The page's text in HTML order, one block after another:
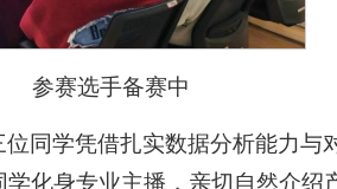
参赛选手备赛中
同学凭借扎实数据分析能力
化身专业主播，亲切自然介绍